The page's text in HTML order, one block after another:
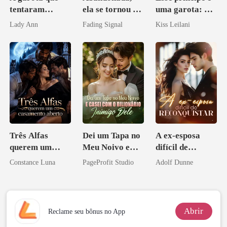
tentaram
apagar
Lady Ann
ela se tornou a
noiva do arqui-
Fading Signal
uma garota: A
companheira
maligno
Kiss Leilani
Três Alfas
querem um
casamento
Constance Luna
Dei um Tapa no
Meu Noivo e
Casei com o
PageProfit Studio
A ex-esposa
difícil de
reconquistar
Adolf Dunne
Reclame seu bônus no App Abrir